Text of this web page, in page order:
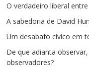
O verdadeiro liberal
A sabedoria de David
Um desabafo cívico em
De que adianta
observadores?